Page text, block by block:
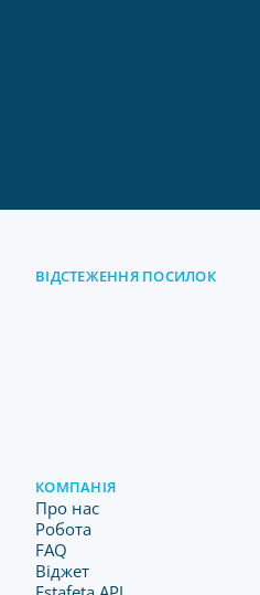
ВІДСТЕЖЕННЯ ПОСИЛОК
КОМПАНІЯ
Про нас
Робота
FAQ
Віджет